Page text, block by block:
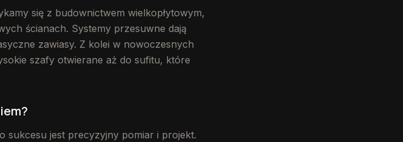
się z budownictwem wielkopłytowym,
ścianach. Systemy przesuwne dają
zawiasy. Z kolei w nowoczesnych
szafy otwierane aż do sufitu, które
sukcesu jest precyzyjny pomiar i projekt.